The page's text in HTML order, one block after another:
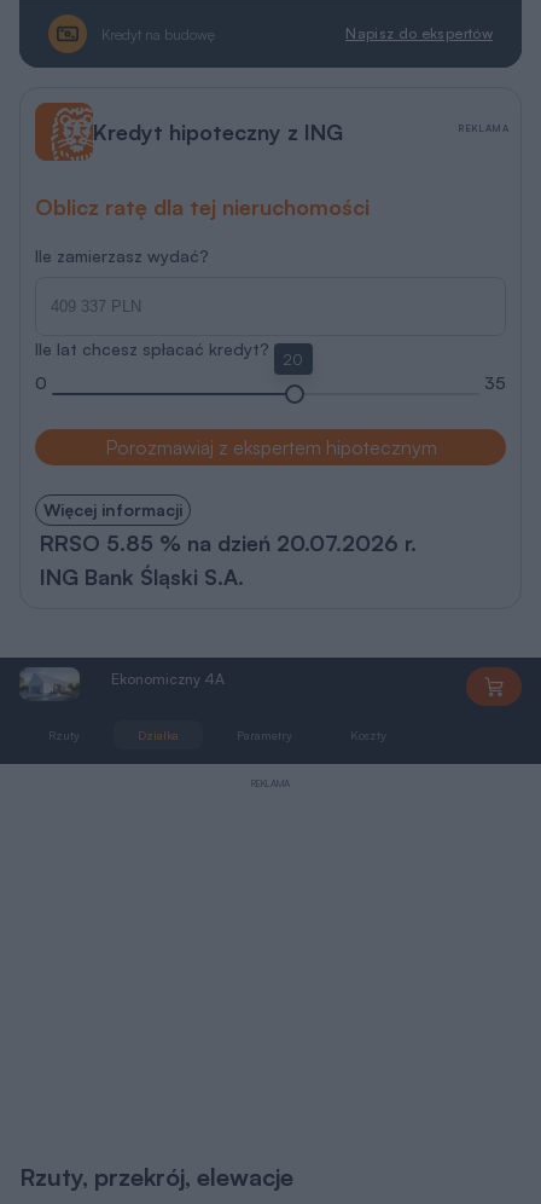
Kredyt na budowę Napisz do ekspertów
Kredyt hipoteczny z ING
Oblicz ratę dla tej nieruchomości
Ile zamierzasz wydać?
Ile lat chcesz spłacać kredyt?
0
20
35
Porozmawiaj z ekspertem hipotecznym
Więcej informacji
RRSO 5.85 % na dzień 20.07.2026 r.
ING Bank Śląski S.A.
REKLAMA
Ekonomiczny 4A
Rzuty Działka Parametry Koszty
REKLAMA
Rzuty, przekrój, elewacje